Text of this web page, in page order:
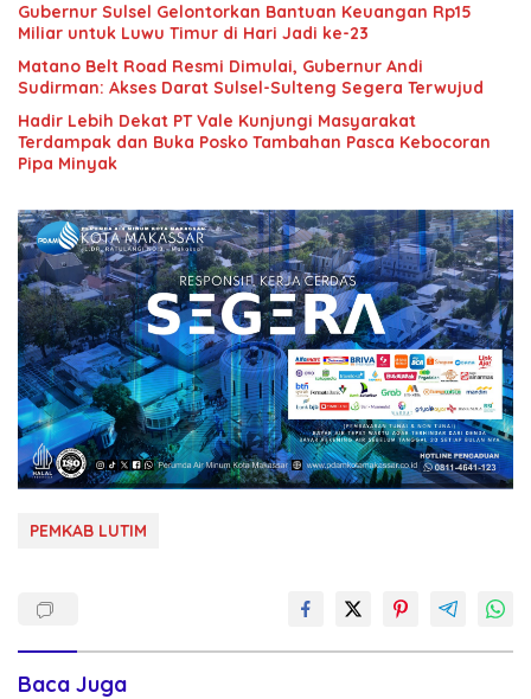
Gubernur Sulsel Gelontorkan Bantuan Keuangan Rp15
Miliar untuk Luwu Timur di Hari Jadi ke-23
Matano Belt Road Resmi Dimulai, Gubernur Andi
Sudirman: Akses Darat Sulsel-Sulteng Segera Terwujud
Hadir Lebih Dekat PT Vale Kunjungi Masyarakat
Terdampak dan Buka Posko Tambahan Pasca Kebocoran
Pipa Minyak
PEMKAB LUTIM
Baca Juga